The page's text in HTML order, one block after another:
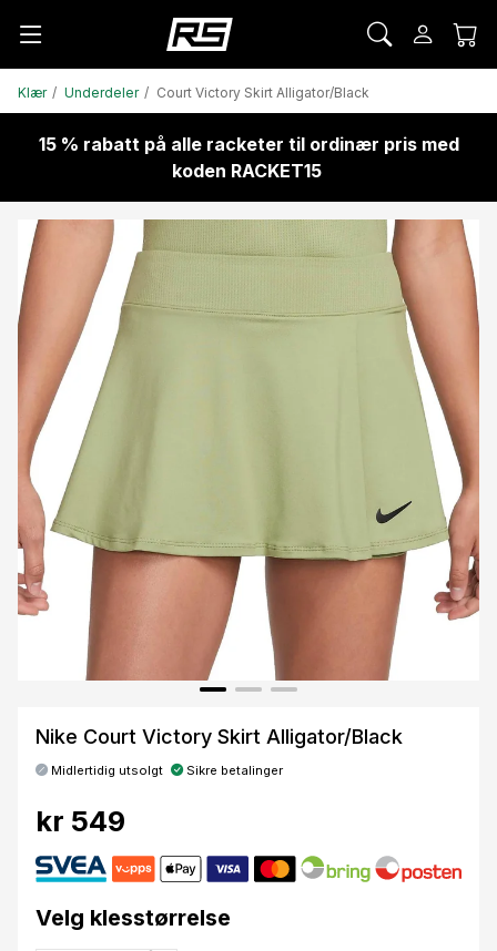
Klær Underdeler Court Victory Skirt Alligator/Black
15 % rabatt på alle racketer til ordinær pris med
koden RACKET15
Nike Court Victory Skirt Alligator/Black
Midlertidig utsolgt Sikre betalinger
kr 549
Velg klesstørrelse